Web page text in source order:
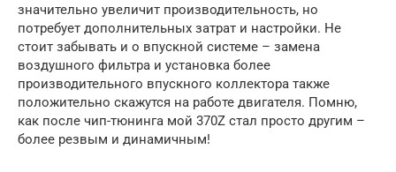
значительно увеличит производительность, но
потребует дополнительных затрат и настройки. Не
стоит забывать и о впускной системе – замена
воздушного фильтра и установка более
производительного впускного коллектора также
положительно скажутся на работе двигателя. Помню,
как после чип-тюнинга мой 370Z стал просто другим –
более резвым и динамичным!